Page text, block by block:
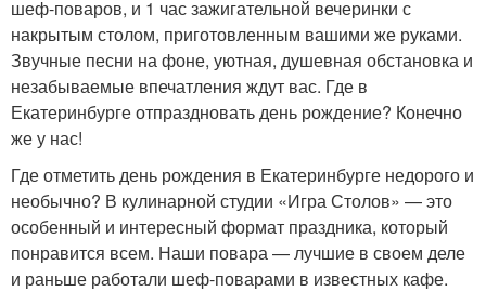
шеф-поваров, и 1 час зажигательной вечеринки с
накрытым столом, приготовленным вашими же руками.
Звучные песни на фоне, уютная, душевная обстановка и
незабываемые впечатления ждут вас. Где в
Екатеринбурге отпраздновать день рождение? Конечно
же у нас!
Где отметить день рождения в Екатеринбурге недорого и
необычно? В кулинарной студии «Игра Столов» — это
особенный и интересный формат праздника, который
понравится всем. Наши повара — лучшие в своем деле
и раньше работали шеф-поварами в известных кафе.